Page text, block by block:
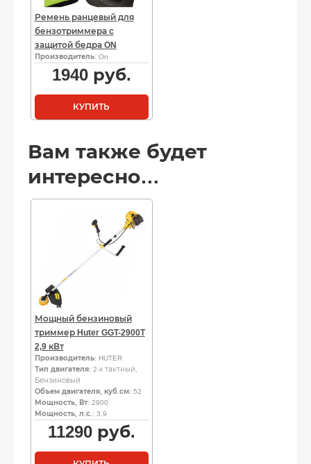
Ремень ранцевый для
бензотриммера с
защитой бедра ON
Производитель: On
1940руб.
КУПИТЬ
Вам также будет
интересно…
Мощный бензиновый
триммер Huter GGT-2900T
2,9 кВт
Производитель: HUTER
Тип двигателя: 2-х тактный,
Бензиновый
Объем двигателя, куб.см: 52
Мощность, Вт: 2900
Мощность, л.с. : 3.9
11290руб.